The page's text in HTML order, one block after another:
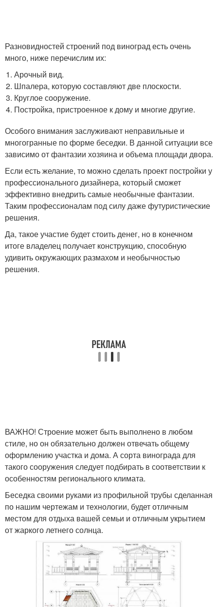
Разновидностей строений под виноград есть очень
много, ниже перечислим их:
Арочный вид.
Шпалера, которую составляют две плоскости.
Круглое сооружение.
Постройка, пристроенное к дому и многие другие.
Особого внимания заслуживают неправильные и
многогранные по форме беседки. В данной ситуации все
зависимо от фантазии хозяина и объема площади двора.
Если есть желание, то можно сделать проект постройки у
профессионального дизайнера, который сможет
эффективно внедрить самые необычные фантазии.
Таким профессионалам под силу даже футуристические
решения.
Да, такое участие будет стоить денег, но в конечном
итоге владелец получает конструкцию, способную
удивить окружающих размахом и необычностью
решения.
ВАЖНО! Строение может быть выполнено в любом
стиле, но он обязательно должен отвечать общему
оформлению участка и дома. А сорта винограда для
такого сооружения следует подбирать в соответствии к
особенностям регионального климата.
Беседка своими руками из профильной трубы сделанная
по нашим чертежам и технологии, будет отличным
местом для отдыха вашей семьи и отличным укрытием
от жаркого летнего солнца.